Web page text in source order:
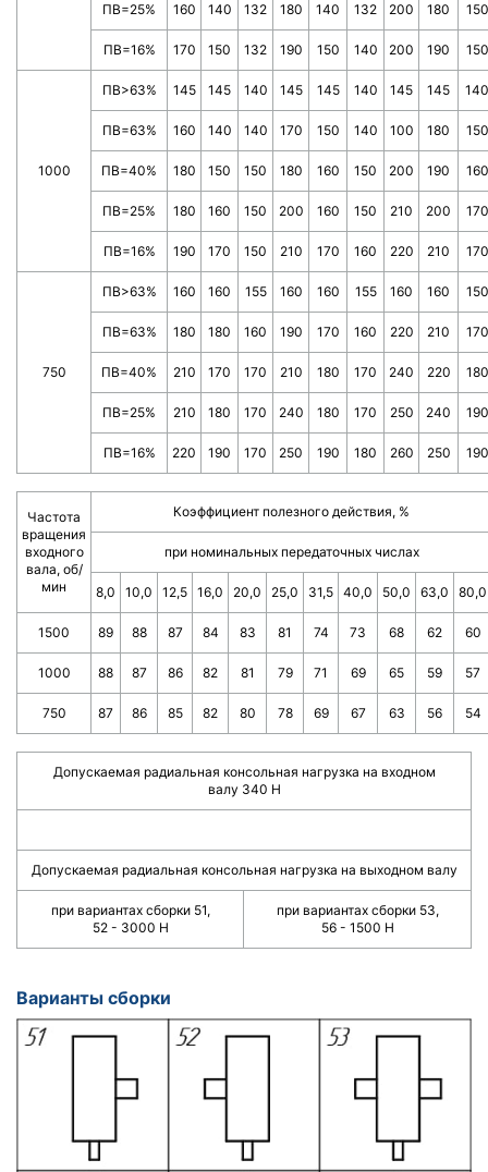
ПВ=25% 160 140 132 180 140 132 200 180 150
ПВ=16% 170 150 132 190 150 140 200 190 150
1000
ПВ>63% 145 145 140 145 145 140 145 145 140
ПВ=63% 160 140 140 170 150 140 100 180 150
ПВ=40% 180 150 150 180 160 150 200 190 160
ПВ=25% 180 160 150 200 160 150 210 200 170
ПВ=16% 190 170 150 210 170 160 220 210 170
750
ПВ>63% 160 160 155 160 160 155 160 160 150
ПВ=63% 180 180 160 190 170 160 220 210 170
ПВ=40% 210 170 170 210 180 170 240 220 180
ПВ=25% 210 180 170 240 180 170 250 240 190
ПВ=16% 220 190 170 250 190 180 260 250 190
Частота
вращения
входного
вала, об/
мин
Коэффициент полезного действия, %
при номинальных передаточных числах
8,0 10,0 12,5 16,0 20,0 25,0 31,5 40,0 50,0 63,0 80,0
1500 89 88 87 84 83 81 74 73 68 62 60
1000 88 87 86 82 81 79 71 69 65 59 57
750 87 86 85 82 80 78 69 67 63 56 54
Допускаемая радиальная консольная нагрузка на входном
валу 340 Н
Допускаемая радиальная консольная нагрузка на выходном валу
при вариантах сборки 51,
52 - 3000 Н
при вариантах сборки 53,
56 - 1500 Н
Варианты сборки